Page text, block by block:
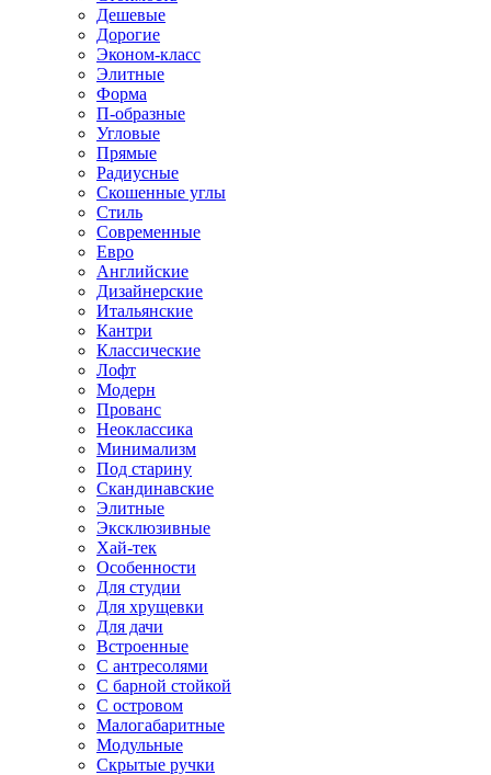
Дешевые
Дорогие
Эконом-класс
Элитные
Форма
П-образные
Угловые
Прямые
Радиусные
Скошенные углы
Стиль
Современные
Евро
Английские
Дизайнерские
Итальянские
Кантри
Классические
Лофт
Модерн
Прованс
Неоклассика
Минимализм
Под старину
Скандинавские
Элитные
Эксклюзивные
Хай-тек
Особенности
Для студии
Для хрущевки
Для дачи
Встроенные
С антресолями
С барной стойкой
С островом
Малогабаритные
Модульные
Скрытые ручки